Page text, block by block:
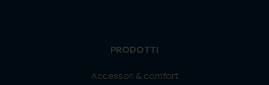
PRODOTTI
Accessori & comfort